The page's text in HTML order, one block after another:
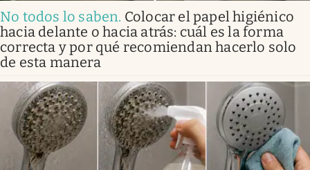
No todos lo saben. Colocar el papel higiénico
hacia delante o hacia atrás: cuál es la forma
correcta y por qué recomiendan hacerlo solo
de esta manera